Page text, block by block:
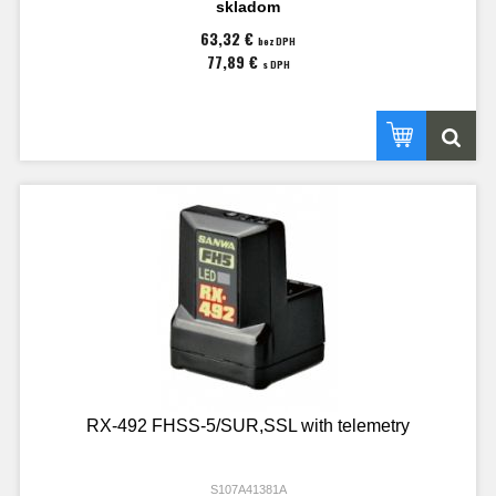
skladom
63,32 € bez DPH
77,89 € s DPH
RX-492 FHSS-5/SUR,SSL with telemetry
S107A41381A